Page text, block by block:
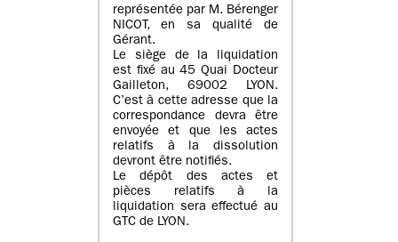
représentée par M. Bérenger
NICOT, en sa qualité de
Gérant.
Le siège de la liquidation
est fixé au45 Quai Docteur
Gailleton, 69002 LYON.
C’est à cette adresse que la
correspondance devra être
envoyée et que les actes
relatifs à la dissolution
devront être notifiés.
Le dépôt des actes et
pièces relatifs à la
liquidation sera effectué au
GTC de LYON.